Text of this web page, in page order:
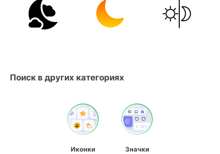
Поиск в других категориях
Иконки
Значки